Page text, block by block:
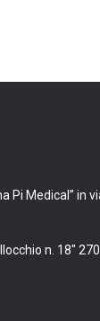
Pi Medical” in
n. 18″